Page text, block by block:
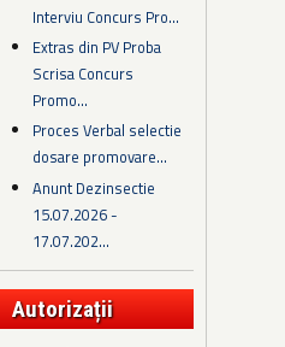
Interviu Concurs Pro...
Extras din PV Proba
Scrisa Concurs
Promo...
Proces Verbal selectie
dosare promovare...
Anunt Dezinsectie
15.07.2026 -
17.07.202...
Autorizații